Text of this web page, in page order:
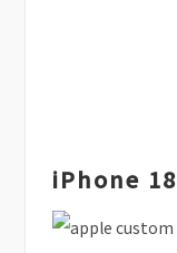
iPhone 18